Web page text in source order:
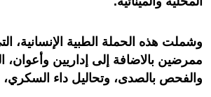
ممرضين بالاضافة إلى إداريين وأعوان،
والفحص بالصدى، وتحاليل داء